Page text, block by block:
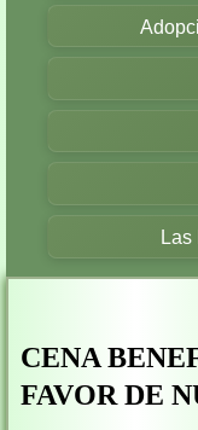
CENA
FAVOR DE